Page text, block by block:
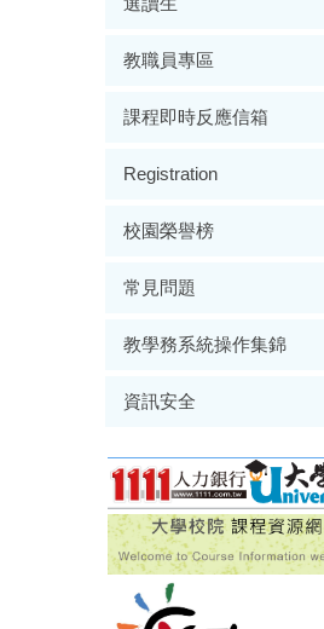
教職員專區
課程即時反應信箱
Registration
校園榮譽榜
常見問題
教學務系統操作集錦
資訊安全